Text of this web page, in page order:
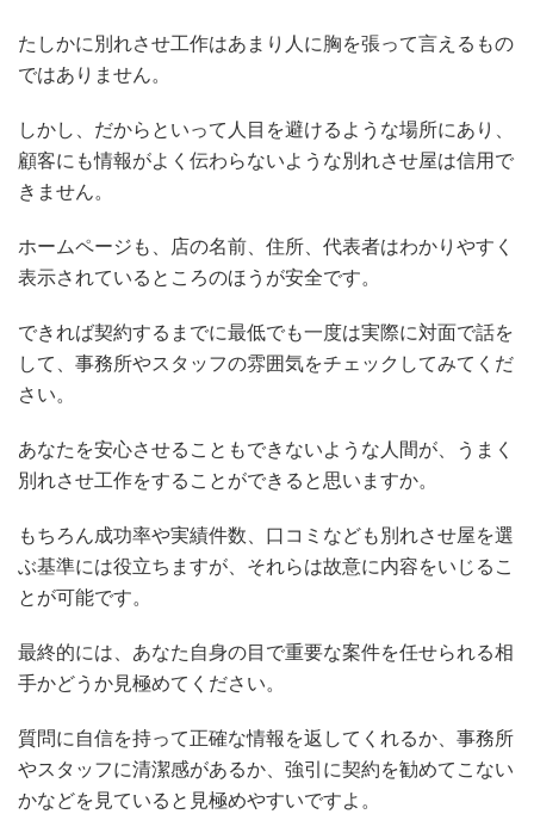
たしかに別れさせ工作はあまり人に胸を張って言えるもの
ではありません。
しかし、だからといって人目を避けるような場所にあり、
顧客にも情報がよく伝わらないような別れさせ屋は信用で
きません。
ホームページも、店の名前、住所、代表者はわかりやすく
表示されているところのほうが安全です。
できれば契約するまでに最低でも一度は実際に対面で話を
して、事務所やスタッフの雰囲気をチェックしてみてくだ
さい。
あなたを安心させることもできないような人間が、うまく
別れさせ工作をすることができると思いますか。
もちろん成功率や実績件数、口コミなども別れさせ屋を選
ぶ基準には役立ちますが、それらは故意に内容をいじるこ
とが可能です。
最終的には、あなた自身の目で重要な案件を任せられる相
手かどうか見極めてください。
質問に自信を持って正確な情報を返してくれるか、事務所
やスタッフに清潔感があるか、強引に契約を勧めてこない
かなどを見ていると見極めやすいですよ。